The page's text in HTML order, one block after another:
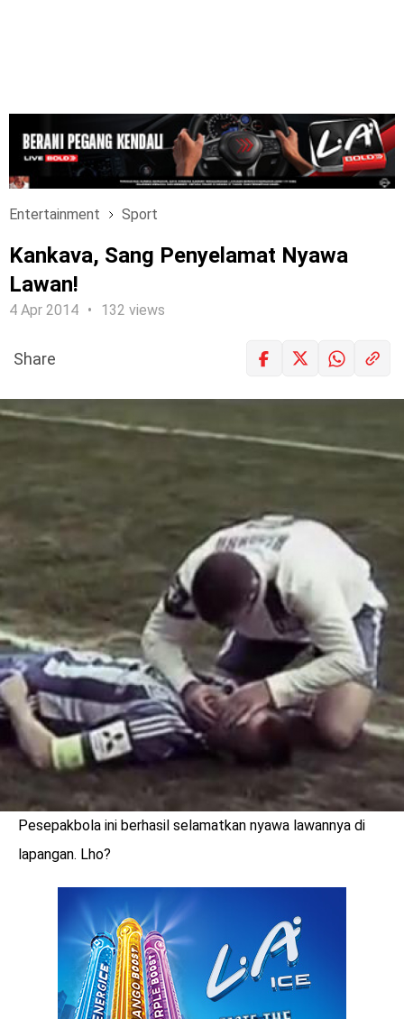
Entertainment Sport
Kankava, Sang Penyelamat Nyawa
Lawan!
4 Apr 2014 132 views
benefit
menarik
Share
Pesepakbola ini berhasil selamatkan nyawa lawannya di
lapangan. Lho?